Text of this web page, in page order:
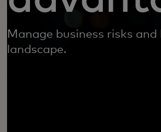
Manage business risks
landscape.